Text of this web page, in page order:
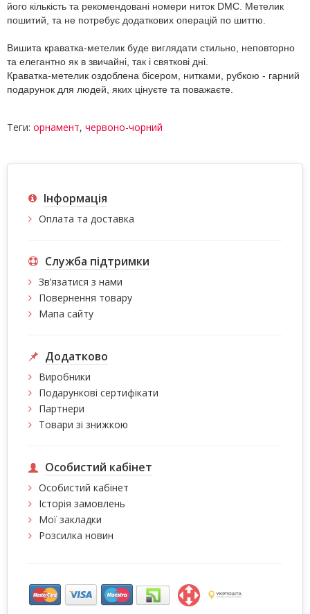
його кількість та рекомендовані номери ниток DMC. Метелик
пошитий, та не потребує додаткових операцій по шиттю.
Вишита краватка-метелик буде виглядати стильно, неповторно
та елегантно як в звичайні, так і святкові дні.
Краватка-метелик оздоблена бісером, нитками, рубкою - гарний
подарунок для людей, яких цінуєте та поважаєте.
Теги: орнамент, червоно-чорний
Інформація
Оплата та доставка
Служба підтримки
Зв’язатися з нами
Повернення товару
Мапа сайту
Додатково
Виробники
Подарункові сертифікати
Партнери
Товари зі знижкою
Особистий кабінет
Особистий кабінет
Історія замовлень
Мої закладки
Розсилка новин